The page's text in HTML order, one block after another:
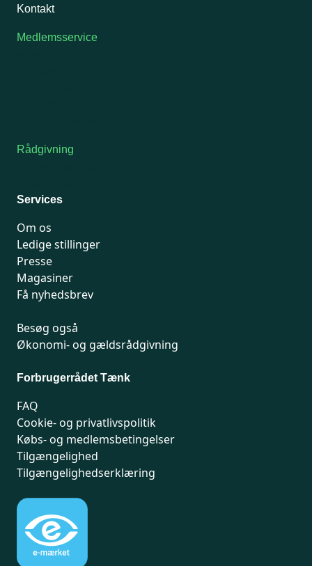
Kontakt
Medlemsservice
Rådgivning
Services
Om os
Ledige stillinger
Presse
Magasiner
Få nyhedsbrev
Besøg også
Økonomi- og gældsrådgivning
Forbrugerrådet Tænk
FAQ
Cookie- og privatlivspolitik
Købs- og medlemsbetingelser
Tilgængelighed
Tilgængelighedserklæring